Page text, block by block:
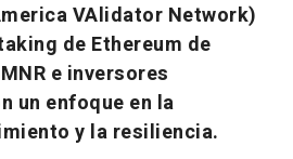
VAlidator Network)
de Ethereum de
e inversores
un enfoque en la
y la resiliencia.